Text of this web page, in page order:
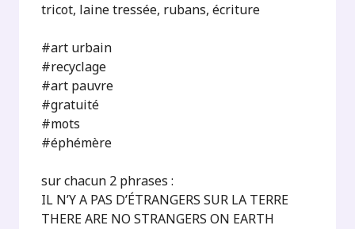
tricot, laine tressée, rubans, écriture
#art urbain
#recyclage
#art pauvre
#gratuité
#mots
#éphémère
sur chacun 2 phrases :
IL N’Y A PAS D’ÉTRANGERS SUR LA TERRE
THERE ARE NO STRANGERS ON EARTH